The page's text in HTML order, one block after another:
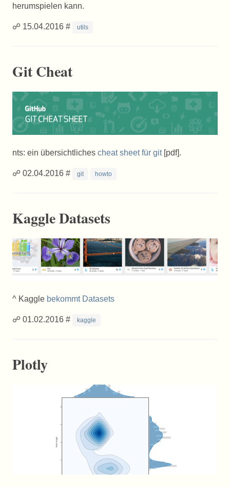
herumspielen kann.
☍ 15.04.2016 # utils
Git Cheat
nts: ein übersichtliches cheat sheet für git[pdf].
☍ 02.04.2016 # git howto
Kaggle Datasets
^ Kaggle bekommt Datasets
☍ 01.02.2016 # kaggle
Plotly